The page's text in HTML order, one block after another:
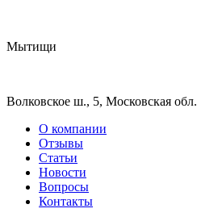
Мытищи
Волковское ш., 5, Московская обл.
О компании
Отзывы
Статьи
Новости
Вопросы
Контакты